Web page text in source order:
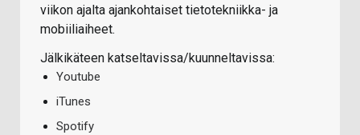
viikon ajalta ajankohtaiset tietotekniikka- ja
mobiiliaiheet.
Jälkikäteen katseltavissa/kuunneltavissa:
Youtube
iTunes
Spotify